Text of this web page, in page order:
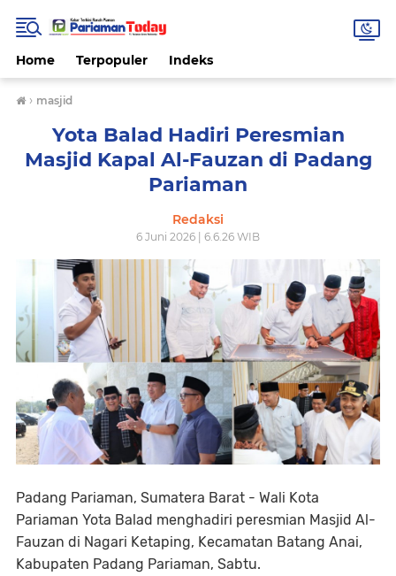
Home Terpopuler Indeks
› masjid
Yota Balad Hadiri Peresmian
Masjid Kapal Al-Fauzan di Padang
Pariaman
Redaksi
6 Juni 2026 | 6.6.26 WIB
Padang Pariaman, Sumatera Barat - Wali Kota
Pariaman Yota Balad menghadiri peresmian Masjid Al-
Fauzan di Nagari Ketaping, Kecamatan Batang Anai,
Kabupaten Padang Pariaman, Sabtu.